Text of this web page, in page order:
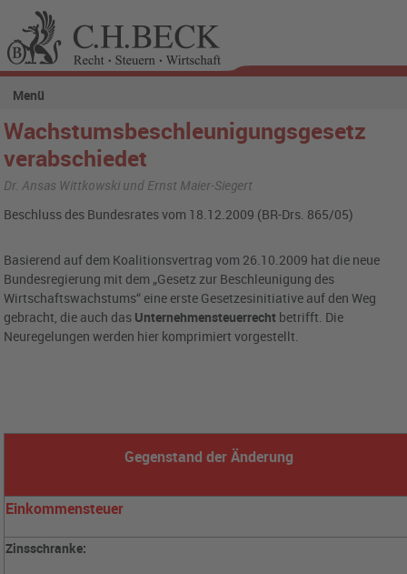
Menü
Wachstumsbeschleunigungsgesetz
verabschiedet
Dr. Ansas Wittkowski und Ernst Maier-Siegert
Beschluss des Bundesrates vom 18.12.2009 (BR-Drs. 865/05)
Basierend auf dem Koalitionsvertrag vom 26.10.2009 hat die neue
Bundesregierung mit dem „Gesetz zur Beschleunigung des
Wirtschaftswachstums“ eine erste Gesetzesinitiative auf den Weg
gebracht, die auch das Unternehmensteuerrecht betrifft. Die
Neuregelungen werden hier komprimiert vorgestellt.
Gegenstand der Änderung
Einkommensteuer
Zinsschranke: